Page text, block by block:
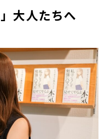
」大人たちへ